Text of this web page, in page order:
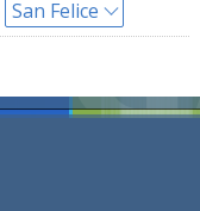
San Felice